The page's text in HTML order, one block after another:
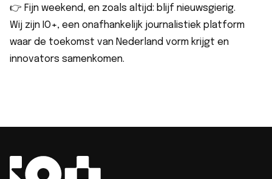
👉 Fijn weekend, en zoals altijd: blijf nieuwsgierig.
Wij zijn IO+, een onafhankelijk journalistiek platform
waar de toekomst van Nederland vorm krijgt en
innovators samenkomen.